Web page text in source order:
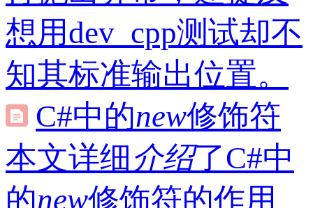
想用dev_cpp测试却不
知其标准输出位置。
C#中的new修饰符
本文详细 介绍了C#中
的new修饰符的作用